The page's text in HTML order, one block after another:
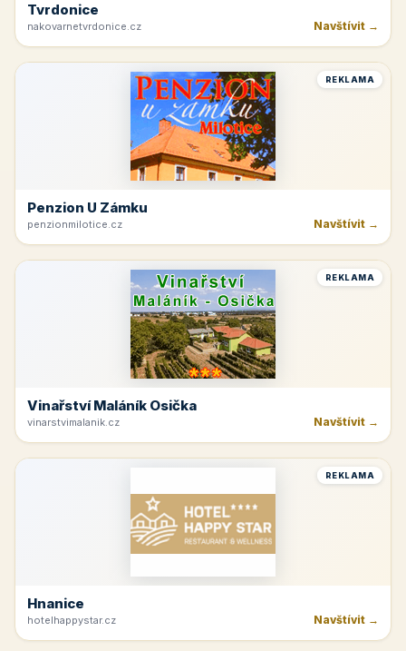
Tvrdonice
nakovarnetvrdonice.cz Navštívit →
REKLAMA
Penzion U Zámku
penzionmilotice.cz Navštívit →
REKLAMA
Vinařství Maláník Osička
vinarstvimalanik.cz Navštívit →
REKLAMA
Hnanice
hotelhappystar.cz Navštívit →